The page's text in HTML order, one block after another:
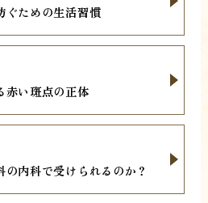
ぐための生活習慣
赤い斑点の正体
内科で受けられるのか？